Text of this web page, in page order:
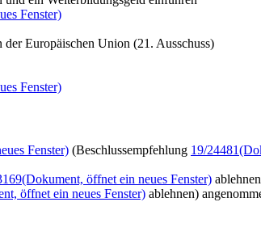
Fenster)
der Europäischen Union (21. Ausschuss)
Fenster)
Fenster) (Beschlussempfehlung 19/24481
(Dokument, öffnet ein neues Fenster)
öffnet ein neues Fenster) ablehnen)